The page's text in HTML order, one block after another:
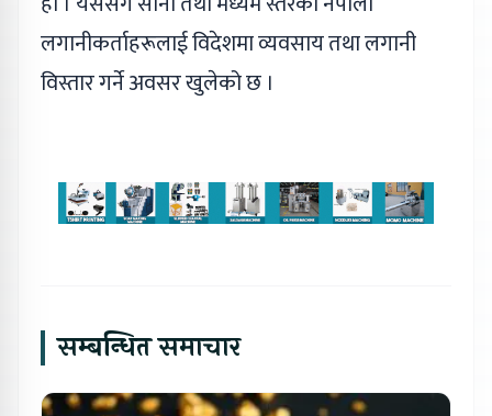
लगानीकर्ताहरूलाई विदेशमा व्यवसाय तथा लगानी
विस्तार गर्ने अवसर खुलेको छ ।
सम्बन्धित समाचार